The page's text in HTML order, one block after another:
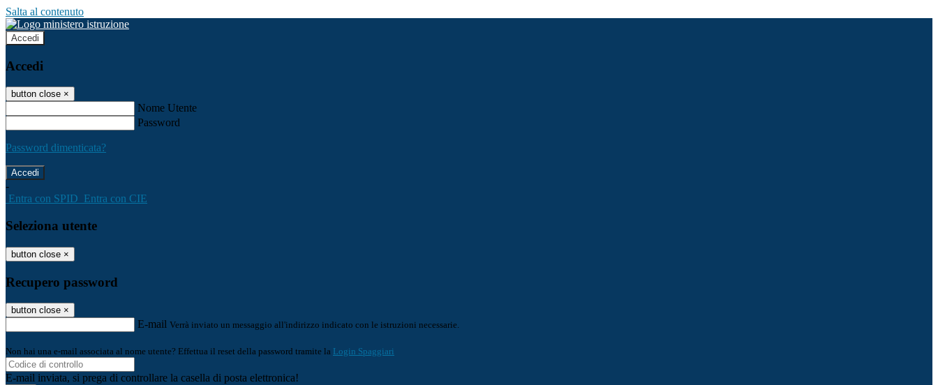
Salta al contenuto
Accedi
Accedi
button close ×
Nome Utente
Password
Password dimenticata?
-
Entra con SPID Entra con CIE
Seleziona utente
button close ×
Recupero password
button close ×
E-mail Verrà inviato un messaggio all'indirizzo indicato con le istruzioni necessarie.
Non hai una e-mail associata al nome utente? Effettua il reset della password tramite la Login Spaggiari
E-mail inviata, si prega di controllare la casella di posta elettronica!